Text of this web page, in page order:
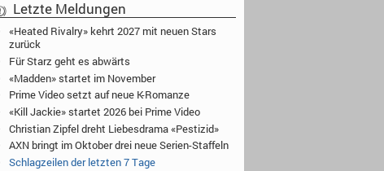
Letzte Meldungen
«Heated Rivalry» kehrt 2027 mit neuen Stars
zurück
Für Starz geht es abwärts
«Madden» startet im November
Prime Video setzt auf neue K-Romanze
«Kill Jackie» startet 2026 bei Prime Video
Christian Zipfel dreht Liebesdrama «Pestizid»
AXN bringt im Oktober drei neue Serien-Staffeln
Schlagzeilen der letzten 7 Tage